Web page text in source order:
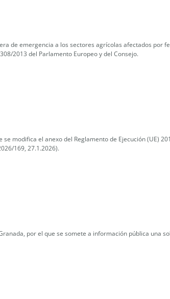
de emergencia a los sectores agrícolas afectados por
2013 del Parlamento Europeo y del Consejo.
modifica el anexo del Reglamento de Ejecución (UE)
169, 27.1.2026).
por el que se somete a información pública una